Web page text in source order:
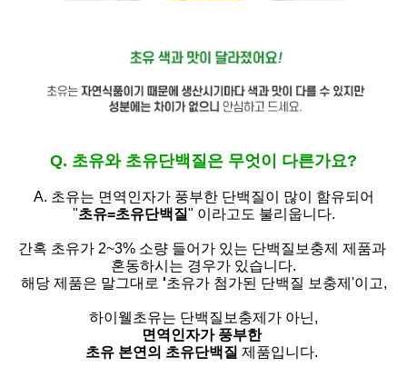
Q. 초유와 초유단백질은 무엇이 다른가요?
A. 초유는 면역인자가 풍부한 단백질이 많이 함유되어
"초유=초유단백질" 이라고도 불리웁니다.
간혹 초유가 2~3% 소량 들어가 있는 단백질보충제 제품과
혼동하시는 경우가 있습니다.
해당 제품은 말그대로 '초유가 첨가된 단백질 보충제'이고,
하이웰초유는 단백질보충제가 아닌,
면역인자가 풍부한
초유 본연의 초유단백질 제품입니다.